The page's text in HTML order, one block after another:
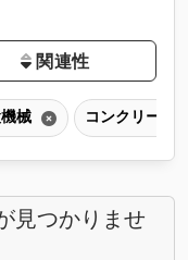
関連性
械 コンクリート
見つかりませ